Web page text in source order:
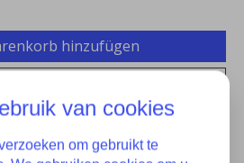
hinzufügen
Kaufen
van cookies
om gebruikt te